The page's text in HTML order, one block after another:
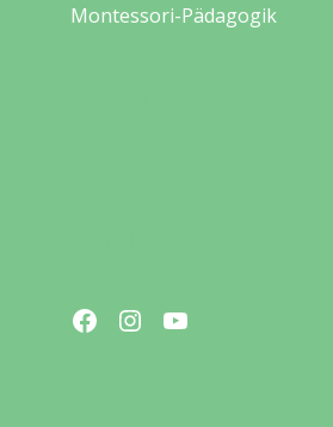
Montessori-Pädagogik
Facebook
Instagram
YouTube